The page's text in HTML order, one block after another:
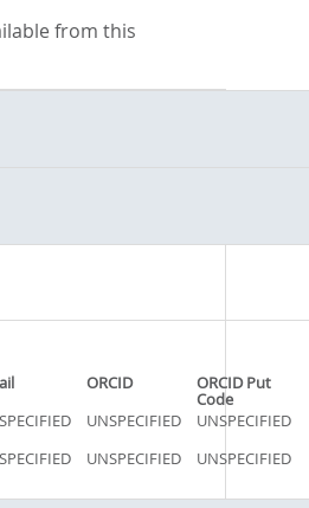
from this
ORCID ORCID Put
Code
UNSPECIFIED
UNSPECIFIED
UNSPECIFIED UNSPECIFIED